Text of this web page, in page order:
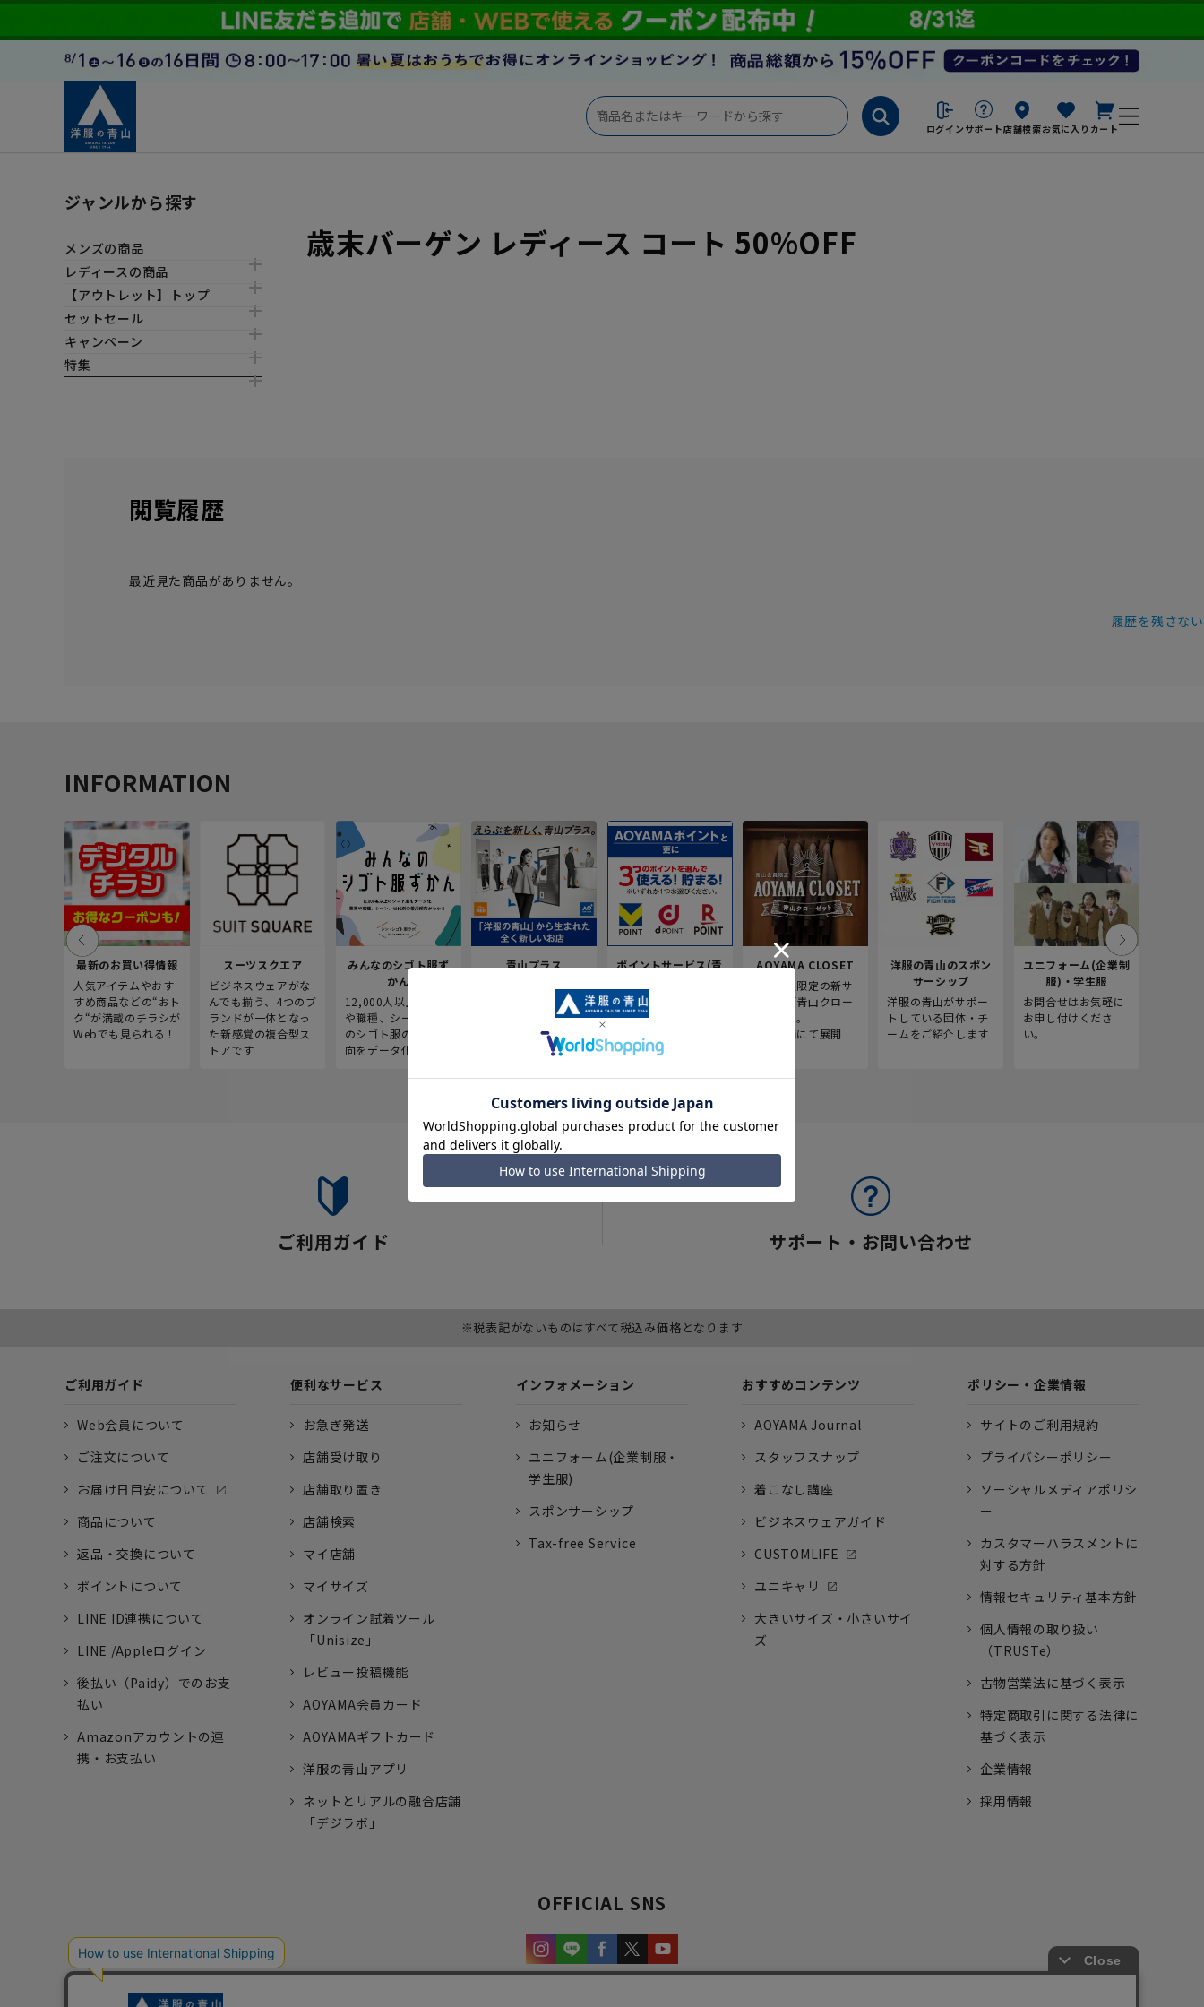
ログイン サポート店舗検索お気に入り カート
ジャンルから探す
メンズの商品
レディースの商品
【アウトレット】トップ
セットセール
キャンペーン
特集
歳末バーゲン レディース コート 50%OFF
閲覧履歴
最近見た商品がありません。
履歴を残さない
INFORMATION
最新のお買い得情報
人気アイテムやおす
すめ商品などの“おト
ク“が満載のチラシが
Webでも見られる！
スーツスクエア
ビジネスウェアがな
んでも揃う、4つのブ
ランドが一体となっ
た新感覚の複合型ス
トアです
みんなのシゴト服ず
かん
12,000人以上の業界
や職種、シーンなど
のシゴト服の着用傾
向をデータ化。
青山プラス
しい買い物体験をプ
ラスした、これまで
にない店舗のカタ
ポイントサービス(青
かしこく貯めて、お
得に使える！
AOYAMA CLOSET
青山会員限定の新サ
ービス「青山クロー
ゼット」。
対象店舗にて展開
洋服の青山のスポン
サーシップ
洋服の青山がサポー
トしている団体・チ
ームをご紹介します
ユニフォーム(企業制
服)・学生服
お問合せはお気軽に
お申し付けくださ
い。
ご利用ガイド サポート・お問い合わせ
※税表記がないものはすべて税込み価格となります
ご利用ガイド
Web会員について
ご注文について
お届け日目安について
商品について
返品・交換について
ポイントについて
LINE ID連携について
LINE /Appleログイン
後払い（Paidy）でのお支
払い
Amazonアカウントの連
携・お支払い
便利なサービス
お急ぎ発送
店舗受け取り
店舗取り置き
店舗検索
マイ店舗
マイサイズ
オンライン試着ツール
「Unisize」
レビュー投稿機能
AOYAMA会員カード
AOYAMAギフトカード
洋服の青山アプリ
ネットとリアルの融合店舗
「デジラボ」
インフォメーション
お知らせ
ユニフォーム(企業制服・
学生服)
スポンサーシップ
Tax-free Service
おすすめコンテンツ
AOYAMA Journal
スタッフスナップ
着こなし講座
ビジネスウェアガイド
CUSTOMLIFE
ユニキャリ
大きいサイズ・小さいサイ
ズ
ポリシー・企業情報
サイトのご利用規約
プライバシーポリシー
ソーシャルメディアポリシ
ー
カスタマーハラスメントに
対する方針
情報セキュリティ基本方針
個人情報の取り扱い
（TRUSTe）
古物営業法に基づく表示
特定商取引に関する法律に
基づく表示
企業情報
採用情報
OFFICIAL SNS